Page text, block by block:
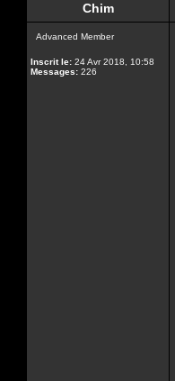
Chim
Advanced Member
Inscrit le: 24 Avr 2018, 10:58
Messages: 226